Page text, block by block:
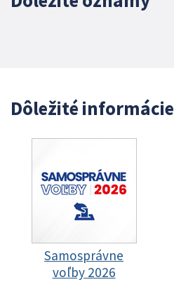
Dôležité informácie
Samosprávne
voľby 2026